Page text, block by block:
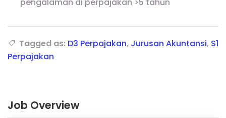
Tagged as: D3 Perpajakan, Jurusan Akuntansi, S1
Perpajakan
Job Overview